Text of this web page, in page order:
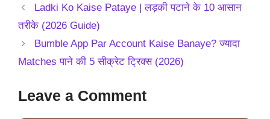
Ladki Ko Kaise Pataye | लड़की पटाने के 10 आसान
तरीके (2026 Guide)
Bumble App Par Account Kaise Banaye? ज्यादा
Matches पाने की 5 सीक्रेट ट्रिक्स (2026)
Leave a Comment